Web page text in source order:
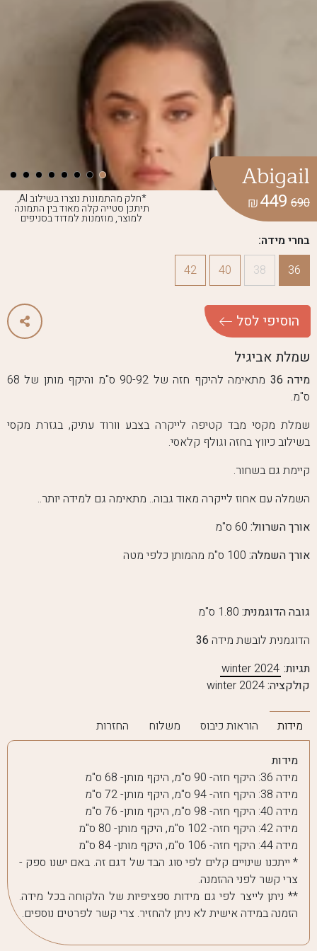
*חלק מהתמונות נוצרו בשילוב AI,
תיתכן סטייה קלה מאוד בין התמונה
למוצר, מוזמנות למדוד בסניפים
Abigail
690
449
₪
בחרי מידה:
36
38
40
42
הוסיפי לסל
שמלת אביגיל
מידה 36
מתאימה להיקף חזה של 90-92 ס"מ והיקף מותן של 68
ס"מ.
שמלת מקסי מבד קטיפה לייקרה בצבע וורוד עתיק, בגזרת מקסי
בשילוב כיווץ בחזה וגולף קלאסי.
קיימת גם בשחור.
השמלה עם אחוז לייקרה מאוד גבוה.. מתאימה גם למידה יותר..
אורך השרוול: 60 ס"מ
אורך השמלה: 100 ס"מ מהמותן כלפי מטה
גובה הדוגמנית: 1.80 ס"מ
הדוגמנית לובשת מידה 36
תגיות: winter 2024
קולקציה:winter 2024
מידות הוראות כיבוס משלוח החזרות
מידות
מידה 36: היקף חזה- 90 ס"מ, היקף מותן- 68 ס"מ
מידה 38: היקף חזה- 94 ס"מ, היקף מותן- 72 ס"מ
מידה 40: היקף חזה- 98 ס"מ, היקף מותן- 76 ס"מ
מידה 42: היקף חזה- 102 ס"מ, היקף מותן- 80 ס"מ
מידה 44: היקף חזה- 106 ס"מ, היקף מותן- 84 ס"מ
* ייתכנו שינויים קלים לפי סוג הבד של דגם זה. באם ישנו ספק -
צרי קשר לפני ההזמנה.
** ניתן לייצר לפי גם מידות ספציפיות של הלקוחה בכל מידה.
הזמנה במידה אישית לא ניתן להחזיר. צרי קשר לפרטים נוספים.